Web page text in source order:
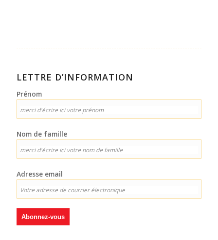
LETTRE D’INFORMATION
Prénom
Nom de famille
Adresse email